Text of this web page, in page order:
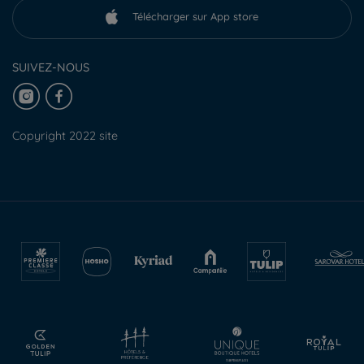
Télécharger sur App store
SUIVEZ-NOUS
Copyright 2022 site